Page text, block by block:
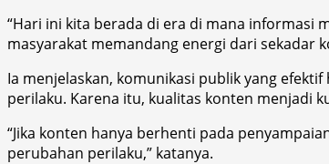
“Hari ini kita berada di era di mana informasi
masyarakat memandang energi dari sekadar
Ia menjelaskan, komunikasi publik yang
perilaku. Karena itu, kualitas konten menjadi
“Jika konten hanya berhenti pada
perubahan perilaku,” katanya.